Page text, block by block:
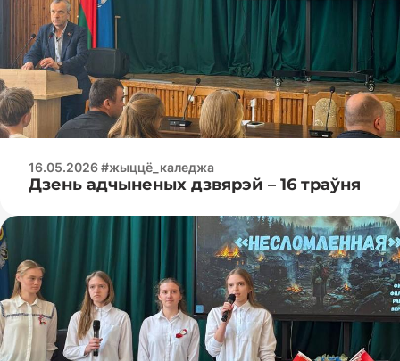
16.05.2026 #жыццё_каледжа
Дзень адчыненых дзвярэй – 16 траўня